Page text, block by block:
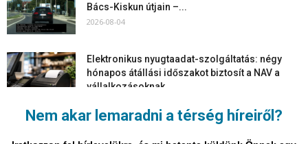
Nem akar lemaradni a térség híreiről?
Bács-Kiskun útjain –...
2026-08-04
Elektronikus nyugtaadat-szolgáltatás: négy
hónapos átállási időszakot biztosít a NAV a
vállalkozásoknak